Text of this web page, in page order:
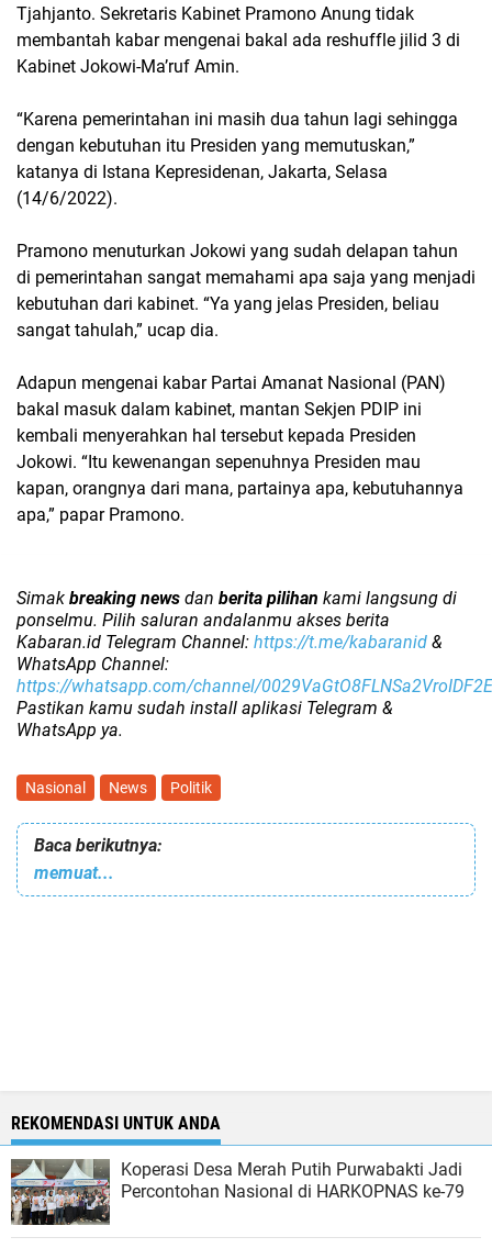
Tjahjanto. Sekretaris Kabinet Pramono Anung tidak
membantah kabar mengenai bakal ada reshuffle jilid 3 di
Kabinet Jokowi-Ma’ruf Amin.
“Karena pemerintahan ini masih dua tahun lagi sehingga
dengan kebutuhan itu Presiden yang memutuskan,”
katanya di Istana Kepresidenan, Jakarta, Selasa
(14/6/2022).
Pramono menuturkan Jokowi yang sudah delapan tahun
di pemerintahan sangat memahami apa saja yang menjadi
kebutuhan dari kabinet. “Ya yang jelas Presiden, beliau
sangat tahulah,” ucap dia.
Adapun mengenai kabar Partai Amanat Nasional (PAN)
bakal masuk dalam kabinet, mantan Sekjen PDIP ini
kembali menyerahkan hal tersebut kepada Presiden
Jokowi. “Itu kewenangan sepenuhnya Presiden mau
kapan, orangnya dari mana, partainya apa, kebutuhannya
apa,” papar Pramono.
Simak breaking news dan berita pilihan kami langsung di
ponselmu. Pilih saluran andalanmu akses berita
Kabaran.id Telegram Channel: https://t.me/kabaranid &
WhatsApp Channel:
https://whatsapp.com/channel/0029VaGtO8FLNSa2VroIDF2E
Pastikan kamu sudah install aplikasi Telegram &
WhatsApp ya.
Nasional News Politik
Baca berikutnya:
memuat...
REKOMENDASI UNTUK ANDA
Koperasi Desa Merah Putih Purwabakti Jadi
Percontohan Nasional di HARKOPNAS ke-79